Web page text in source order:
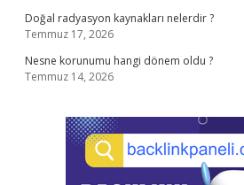
Doğal radyasyon kaynakları nelerdir ?
Temmuz 17, 2026
Nesne korunumu hangi dönem oldu ?
Temmuz 14, 2026